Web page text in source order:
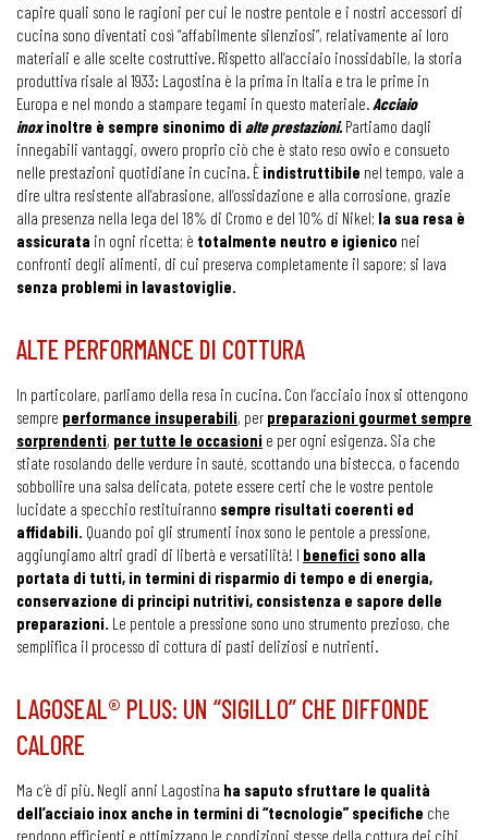
capire quali sono le ragioni per cui le nostre pentole e i nostri accessori di
cucina sono diventati così “affabilmente silenziosi”, relativamente ai loro
materiali e alle scelte costruttive. Rispetto all’acciaio inossidabile, la storia
produttiva risale al 1933: Lagostina è la prima in Italia e tra le prime in
Europa e nel mondo a stampare tegami in questo materiale.Acciaio
inoxinoltre è sempre sinonimo dialte prestazioni.Partiamo dagli
innegabili vantaggi, ovvero proprio ciò che è stato reso ovvio e consueto
nelle prestazioni quotidiane in cucina. È indistruttibile nel tempo, vale a
dire ultra resistente all’abrasione, all’ossidazione e alla corrosione, grazie
alla presenza nella lega del 18% di Cromo e del 10% di Nikel; la sua resa è
assicurata in ogni ricetta; è totalmente neutro e igienico nei
confronti degli alimenti, di cui preserva completamente il sapore; si lava
senza problemi in lavastoviglie.
ALTE PERFORMANCE DI COTTURA
In particolare, parliamo della resa in cucina. Con l’acciaio inox si ottengono
sempre performance insuperabili, per preparazioni gourmet sempre
sorprendenti, per tutte le occasioni e per ogni esigenza. Sia che
stiate rosolando delle verdure in sauté, scottando una bistecca, o facendo
sobbollire una salsa delicata, potete essere certi che le vostre pentole
lucidate a specchio restituiranno sempre risultati coerenti ed
affidabili. Quando poi gli strumenti inox sono le pentole a pressione,
aggiungiamo altri gradi di libertà e versatilità! I benefici sono alla
portata di tutti, in termini di risparmio di tempo e di energia,
conservazione di principi nutritivi, consistenza e sapore delle
preparazioni. Le pentole a pressione sono uno strumento prezioso, che
semplifica il processo di cottura di pasti deliziosi e nutrienti.
LAGOSEAL® PLUS: UN “SIGILLO” CHE DIFFONDE
CALORE
Ma c’è di più. Negli anni Lagostina ha saputo sfruttare le qualità
dell’acciaio inox anche in termini di “tecnologie” specifiche che
rendono efficienti e ottimizzano le condizioni stesse della cottura dei cibi.